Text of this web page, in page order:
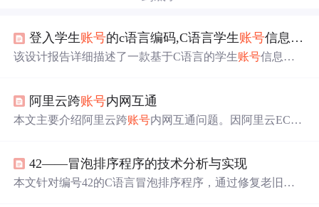
登入学生账号的c语言编码,C语言学生账号信息管理系统.pdf
该设计报告详细描述了一款基于C语言的学生账号信息管
能。系统还具备数据加密和解密机制，确保数据安全。各
组员分工明确，共同完成了这个项目。
阿里云跨账号内网互通
本文主要介绍阿里云跨账号内网互通问题。因阿里云ECS
盖四种情况，作者针对跨账号同地域需求进行操作，并给
出图文步骤解释。
42——冒泡排序程序的技术分析与实现
本文针对编号42的C语言冒泡排序程序，通过修复老旧语